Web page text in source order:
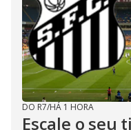
DO R7/HÁ 1 HORA
Escale o seu